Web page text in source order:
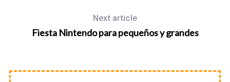
Next article
Fiesta Nintendo para pequeños y grandes
r
c
o